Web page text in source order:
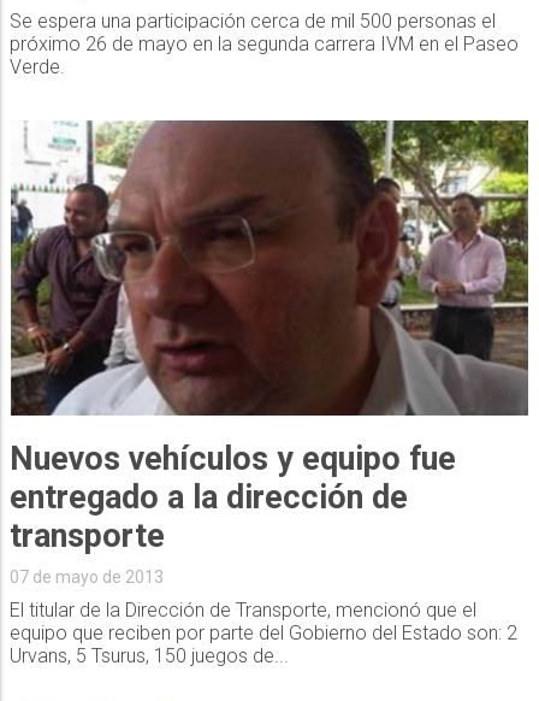
Se espera una participación cerca de mil 500 personas el
próximo 26 de mayo en la segunda carrera IVM en el Paseo
Verde.
Nuevos vehículos y equipo fue
entregado a la dirección de
transporte
07 de mayo de 2013
El titular de la Dirección de Transporte, mencionó que el
equipo que reciben por parte del Gobierno del Estado son: 2
Urvans, 5 Tsurus, 150 juegos de...